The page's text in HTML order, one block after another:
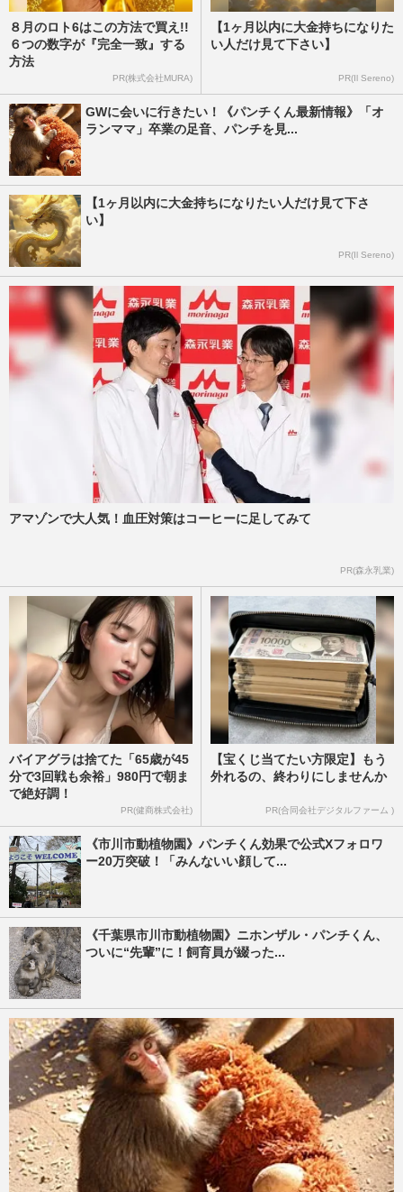
８月のロト6はこの方法で買え!!
６つの数字が『完全一致』する
方法
PR(株式会社MURA)
【1ヶ月以内に大金持ちになりた
い人だけ見て下さい】
PR(Il Sereno)
GWに会いに行きたい！《パンチくん最新情報》「オ
ランママ」卒業の足音、パンチを見...
【1ヶ月以内に大金持ちになりたい人だけ見て下さ
い】
PR(Il Sereno)
アマゾンで大人気！血圧対策はコーヒーに足してみて
PR(森永乳業)
バイアグラは捨てた「65歳が45
分で3回戦も余裕」980円で朝ま
で絶好調！
PR(健商株式会社)
【宝くじ当てたい方限定】もう
外れるの、終わりにしませんか
PR(合同会社デジタルファーム )
《市川市動植物園》パンチくん効果で公式Xフォロワ
ー20万突破！「みんないい顔して...
《千葉県市川市動植物園》ニホンザル・パンチくん、
ついに“先輩”に！飼育員が綴った...